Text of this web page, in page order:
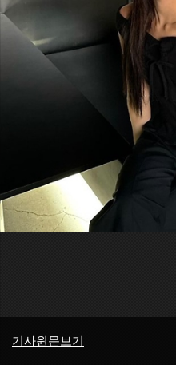
기사원문보기